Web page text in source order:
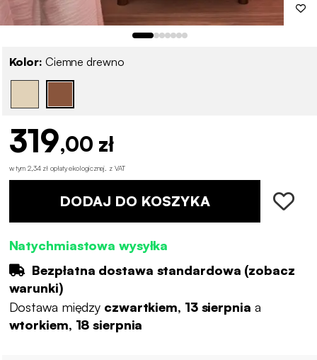
Kolor: Ciemne drewno
319,00 zł
w tym 2,34 zł opłaty ekologicznej z VAT
DODAJ DO KOSZYKA
Natychmiastowa wysyłka
Bezpłatna dostawa standardowa (zobacz
warunki)
Dostawa między czwartkiem, 13 sierpnia a
wtorkiem, 18 sierpnia